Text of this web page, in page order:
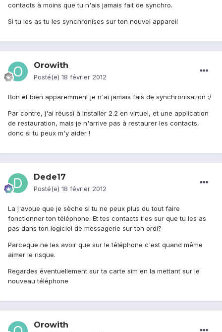
contacts à moins que tu n'ais jamais fait de synchro.
Si tu les as tu les synchronises sur ton nouvel appareil
Orowith
Posté(e) 18 février 2012
Bon et bien apparemment je n'ai jamais fais de synchronisation :/
Par contre, j'ai réussi à installer 2.2 en virtuel, et une application
de restauration, mais je n'arrive pas à restaurer les contacts,
donc si tu peux m'y aider !
Dede17
Posté(e) 18 février 2012
La j'avoue que je sèche si tu ne peux plus du tout faire
fonctionner ton téléphone. Et tes contacts t'es sur que tu les as
pas dans ton logiciel de messagerie sur ton ordi?
Parceque ne les avoir que sur le téléphone c'est quand même
aimer le risque.
Regardes éventuellement sur ta carte sim en la mettant sur le
nouveau téléphone
Orowith